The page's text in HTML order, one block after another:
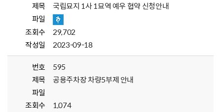
제목
국립묘지 1사 1묘역 예우 협약 신청안내
파일
조회수
29,702
작성일
2023-09-18
번호
595
제목
공용주차장 차량5부제 안내
파일
조회수
1,074